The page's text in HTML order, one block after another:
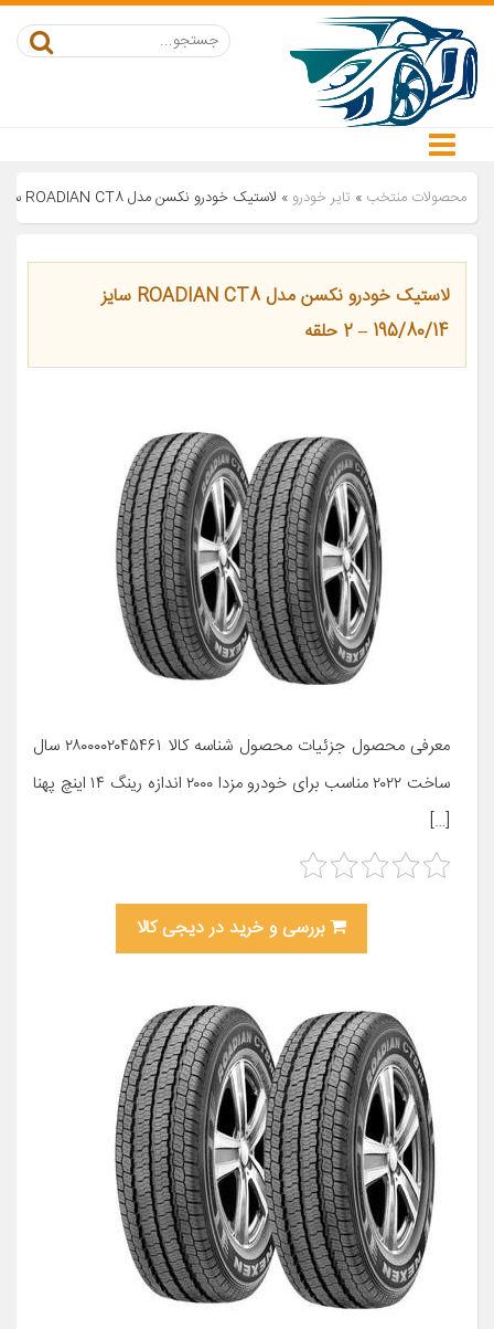
محصولات منتخب » تایر خودرو » لاستیک خودرو نکسن مدل ROADIAN CT8 سایز 195/80/14 – 2 حلقه
لاستیک خودرو نکسن مدل ROADIAN CT8 سایز
195/80/14 – 2 حلقه
معرفی محصول جزئیات محصول شناسه کالا ۲۸۰۰۰۰۲۰۴۵۴۶۱ سال
ساخت ۲۰۲۲ مناسب برای خودرو مزدا ۲۰۰۰ اندازه رینگ ۱۴ اینچ پهنا
[…]
بررسی و خرید در دیجی کالا